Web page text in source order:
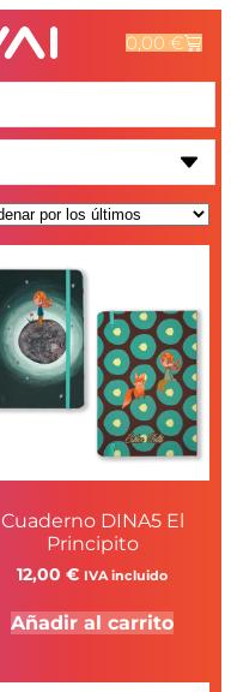
0,00€
Cuaderno DINA5 El
Principito
12,00 € IVA incluido
Añadir al carrito